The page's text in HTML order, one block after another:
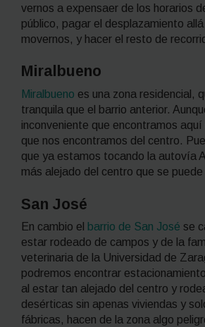
vernos a expensaer de los horarios
público, pagar el desplazamiento
movernos, y hacer el resto de
Miralbueno
Miralbueno es una zona residencial,
tranquila que el barrio anterior.
inconveniente que encontramos
que nos encontramos del centro.
que ya estamos tocando la autovía
más alejado del centro que se
San José
En cambio el barrio de San José se
estar rodeado de campos y de la
veterinaria de la Universidad de
podremos encontrar
al estar tan alejado del centro y
desérticas sin apenas viviendas y
fábricas, hacen de la zona algo